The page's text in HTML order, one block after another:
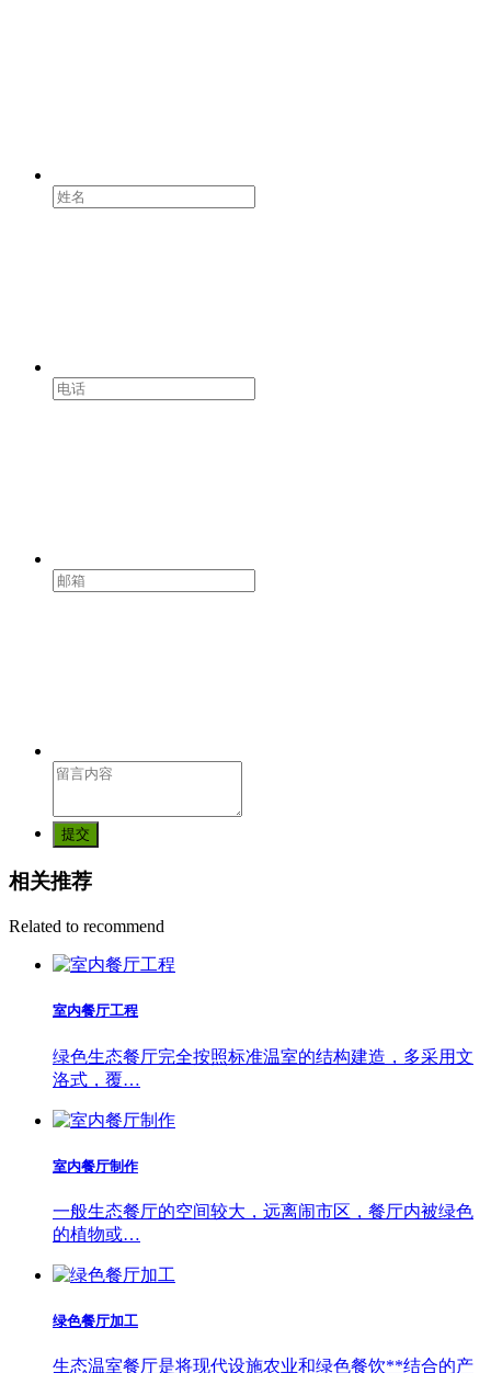
提交
相关推荐
Related to recommend
室内餐厅工程
绿色生态餐厅完全按照标准温室的结构建造，多采用文
洛式，覆…
室内餐厅制作
一般生态餐厅的空间较大，远离闹市区，餐厅内被绿色
的植物或…
绿色餐厅加工
生态温室餐厅是将现代设施农业和绿色餐饮**结合的产